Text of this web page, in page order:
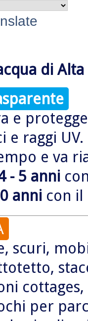
di
e
e raggi UV.
e va
- 5 anni
anni con
scuri,
cottages,
per